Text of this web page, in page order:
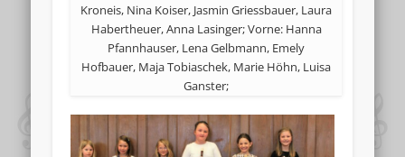
Kroneis, Nina Koiser, Jasmin Griessbauer, Laura
Habertheuer, Anna Lasinger; Vorne: Hanna
Pfannhauser, Lena Gelbmann, Emely
Hofbauer, Maja Tobiaschek, Marie Höhn, Luisa
Ganster;